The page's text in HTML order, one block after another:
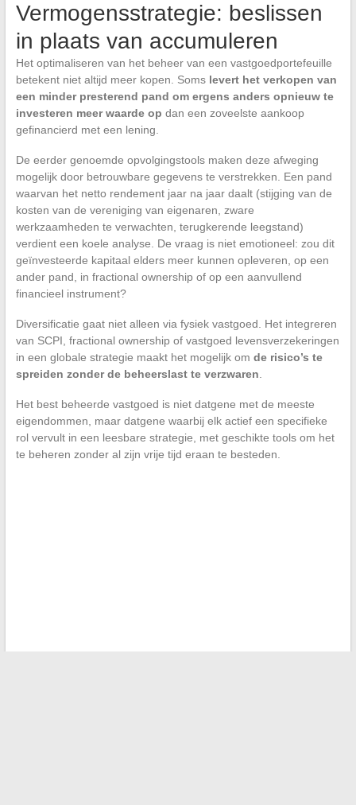
Vermogensstrategie: beslissen
in plaats van accumuleren
Het optimaliseren van het beheer van een vastgoedportefeuille
betekent niet altijd meer kopen. Soms levert het verkopen van
een minder presterend pand om ergens anders opnieuw te
investeren meer waarde op dan een zoveelste aankoop
gefinancierd met een lening.
De eerder genoemde opvolgingstools maken deze afweging
mogelijk door betrouwbare gegevens te verstrekken. Een pand
waarvan het netto rendement jaar na jaar daalt (stijging van de
kosten van de vereniging van eigenaren, zware
werkzaamheden te verwachten, terugkerende leegstand)
verdient een koele analyse. De vraag is niet emotioneel: zou dit
geïnvesteerde kapitaal elders meer kunnen opleveren, op een
ander pand, in fractional ownership of op een aanvullend
financieel instrument?
Diversificatie gaat niet alleen via fysiek vastgoed. Het integreren
van SCPI, fractional ownership of vastgoed levensverzekeringen
in een globale strategie maakt het mogelijk om de risico’s te
spreiden zonder de beheerslast te verzwaren.
Het best beheerde vastgoed is niet datgene met de meeste
eigendommen, maar datgene waarbij elk actief een specifieke
rol vervult in een leesbare strategie, met geschikte tools om het
te beheren zonder al zijn vrije tijd eraan te besteden.